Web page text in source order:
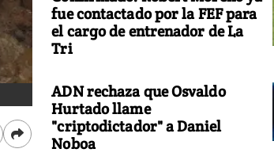
fue contactado por la FEF para
el cargo de entrenador de La
Tri
ADN rechaza que Osvaldo
Hurtado llame
"criptodictador" a Daniel
Noboa